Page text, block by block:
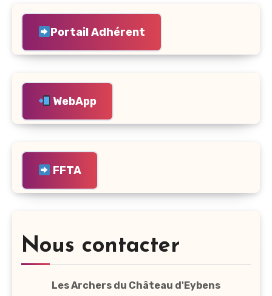
Portail Adhérent
WebApp
FFTA
Nous contacter
Les Archers du Château d'Eybens